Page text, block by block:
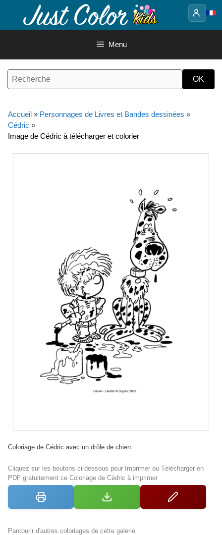
contenu
Menu
Accueil » Personnages de Livres et Bandes dessinées »
Cédric »
Image de Cédric à télécharger et colorier
Coloriage de Cédric avec un drôle de chien
Cliquez sur les boutons ci-dessous pour Imprimer ou Télécharger en
PDF gratuitement ce Coloriage de Cédric à imprimer
Parcourir d'autres coloriages de cette galerie